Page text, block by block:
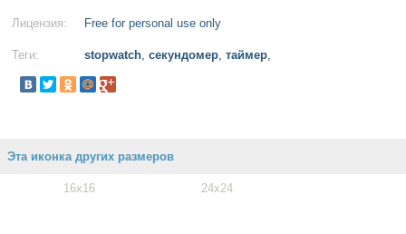
Лицензия: Free for personal use only
Теги: stopwatch, секундомер, таймер,
Эта иконка других размеров
16x16 24x24